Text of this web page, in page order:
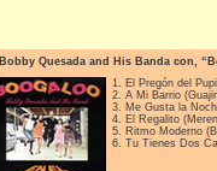
Bobby Quesada and His Banda con,
1. El Pregón del
2. A Mi Barrio
3. Me Gusta la
4. El Regalito
5. Ritmo Moderno
6. Tu Tienes Dos